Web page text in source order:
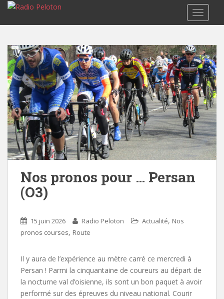
Nos pronos pour … Persan
(O3)
15 juin 2026 Radio Peloton Actualité, Nos
pronos courses, Route
Il y aura de l’expérience au mètre carré ce mercredi à
Persan ! Parmi la cinquantaine de coureurs au départ de
la nocturne val d’oisienne, ils sont un bon paquet à avoir
performé sur des épreuves du niveau national. Courir